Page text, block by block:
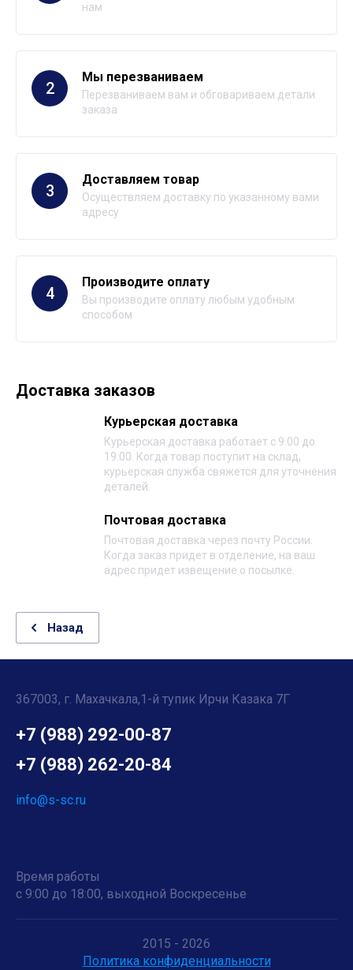
нам
2
Мы перезваниваем
Перезваниваем вам и обговариваем детали
заказа
3
Доставляем товар
Осуществляем доставку по указанному вами
адресу
4
Производите оплату
Вы производите оплату любым удобным
способом
Доставка заказов
Курьерская доставка
Курьерская доставка работает с 9.00 до
19.00. Когда товар поступит на склад,
курьерская служба свяжется для уточнения
деталей.
Почтовая доставка
Почтовая доставка через почту России.
Когда заказ придет в отделение, на ваш
адрес придет извещение о посылке.
Назад
367003, г. Махачкала,1-й тупик Ирчи Казака 7Г
+7 (988) 292-00-87
+7 (988) 262-20-84
info@s-sc.ru
Время работы
с 9:00 до 18:00, выходной Воскресенье
2015 - 2026
Политика конфиденциальности